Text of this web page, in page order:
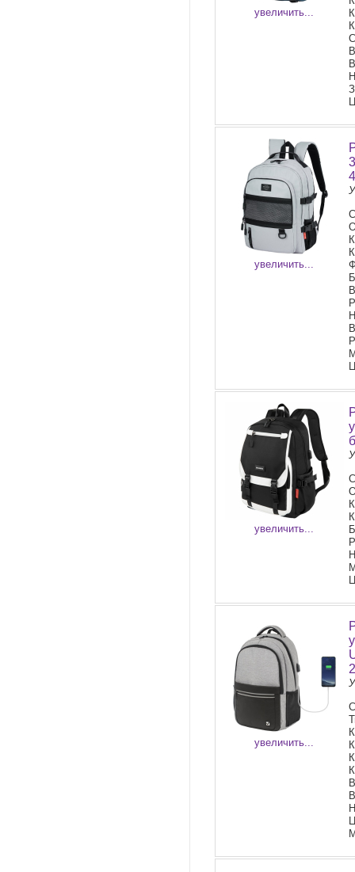
увеличить...
увеличить...
увеличить...
увеличить...